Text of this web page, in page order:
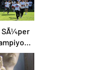
SÃ¼per